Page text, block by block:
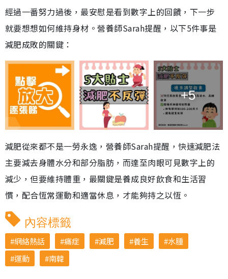
經過一番努力過後，最安慰是看到數字上的回饋，下一步
就要想想如何維持身材。營養師Sarah提醒，以下5件事是
減肥成敗的關鍵：
+5
減肥從來都不是一勞永逸，營養師Sarah提醒，快速減肥法
主要減去身體水分和部分脂肪，而達至肉眼可見數字上的
減少，但要維持體重，最關鍵是養成良好飲食和生活習
慣，配合恆常運動和適當休息，才能夠持之以恆。
內容標籤
網絡熱話 痛症 減肥 養生
水腫
運動
南韓